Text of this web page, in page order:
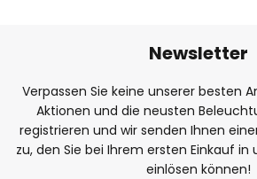
Newsletter
Verpassen Sie keine unserer besten
Aktionen und die neusten
registrieren und wir senden Ihnen
zu, den Sie bei Ihrem ersten Einkauf
einlösen können!